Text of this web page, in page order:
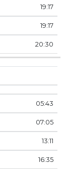
19:17
19:17
20:30
05:43
07:05
13:11
16:35